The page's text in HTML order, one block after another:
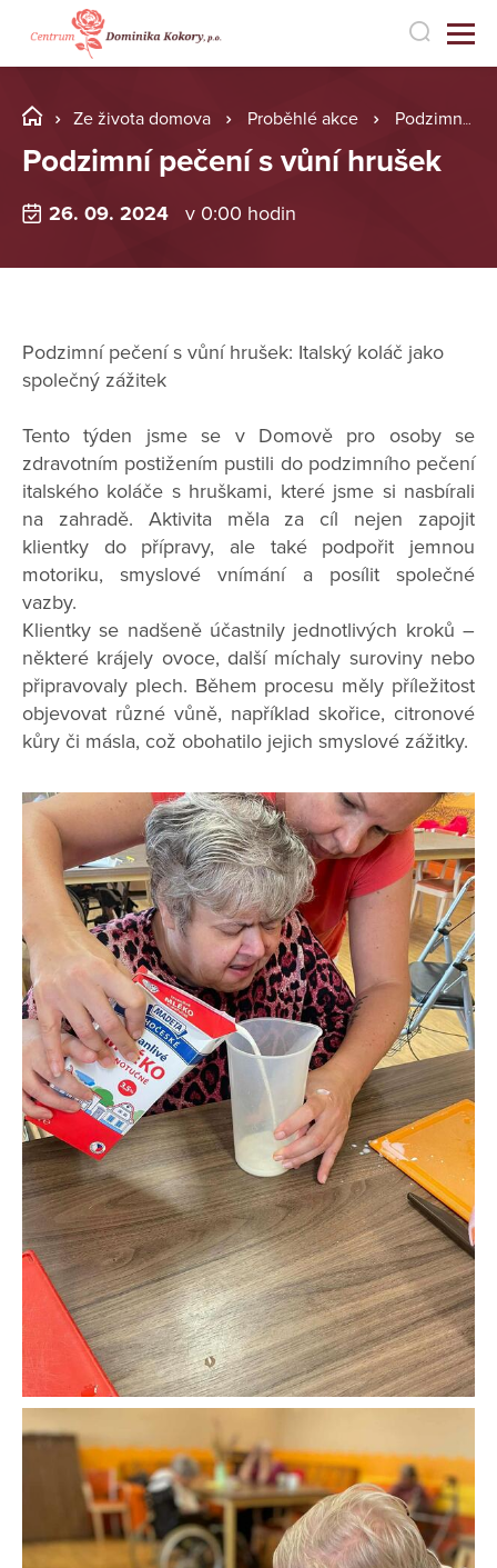
Ze života domova Proběhlé akce Podzimní pečení s vůní hrušek
Podzimní pečení s vůní hrušek
26. 09. 2024 v 0:00 hodin
Podzimní pečení s vůní hrušek: Italský koláč jako
společný zážitek
Tento týden jsme se v Domově pro osoby se
zdravotním postižením pustili do podzimního pečení
italského koláče s hruškami, které jsme si nasbírali
na zahradě. Aktivita měla za cíl nejen zapojit
klientky do přípravy, ale také podpořit jemnou
motoriku, smyslové vnímání a posílit společné
vazby.
Klientky se nadšeně účastnily jednotlivých kroků –
některé krájely ovoce, další míchaly suroviny nebo
připravovaly plech. Během procesu měly příležitost
objevovat různé vůně, například skořice, citronové
kůry či másla, což obohatilo jejich smyslové zážitky.